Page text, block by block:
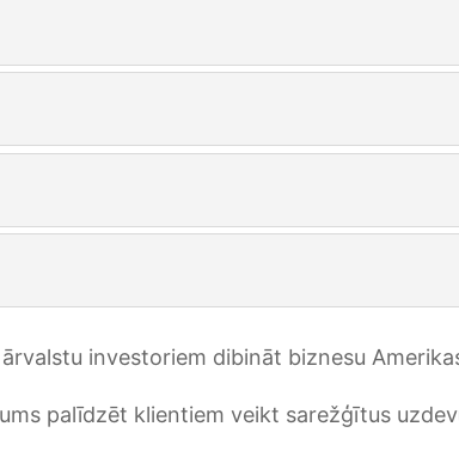
investoriem dibināt biznesu
palīdzēt klientiem veikt sarežģītus